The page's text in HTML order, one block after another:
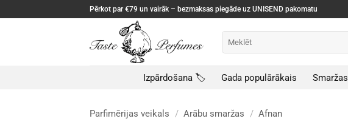
to
Pērkot par €79 un vairāk – bezmaksas piegāde uz UNISEND pakomatu
Izpārdošana 🏷️ Gada populārākais Smaržas
Parfimērijas veikals / Arābu smaržas / Afnan